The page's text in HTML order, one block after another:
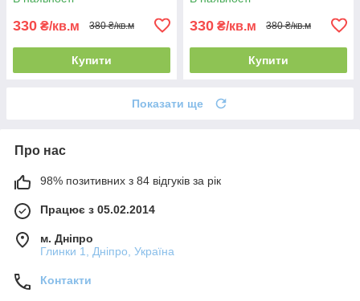
330 ₴/кв.м 380 ₴/кв.м
Купити
330 ₴/кв.м 380 ₴/кв.м
Купити
Показати ще
Про нас
98% позитивних з 84 відгуків за рік
Працює з 05.02.2014
м. Дніпро
Глинки 1, Дніпро, Україна
Контакти